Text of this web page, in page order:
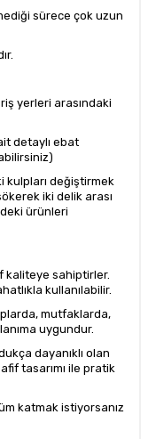
sürece çok uzun
yerleri arasındaki
detaylı ebat
kulpları değiştirmek
iki delik arası
ürünleri
kaliteye sahiptirler.
kullanılabilir.
mutfaklarda,
uygundur.
dayanıklı olan
tasarımı ile pratik
katmak istiyorsanız